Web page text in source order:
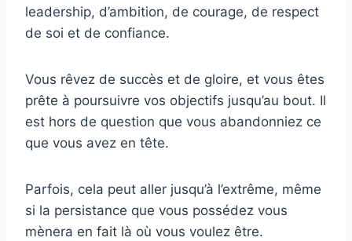
leadership, d’ambition, de courage, de respect
de soi et de confiance.
Vous rêvez de succès et de gloire, et vous êtes
prête à poursuivre vos objectifs jusqu’au bout. Il
est hors de question que vous abandonniez ce
que vous avez en tête.
Parfois, cela peut aller jusqu’à l’extrême, même
si la persistance que vous possédez vous
mènera en fait là où vous voulez être.